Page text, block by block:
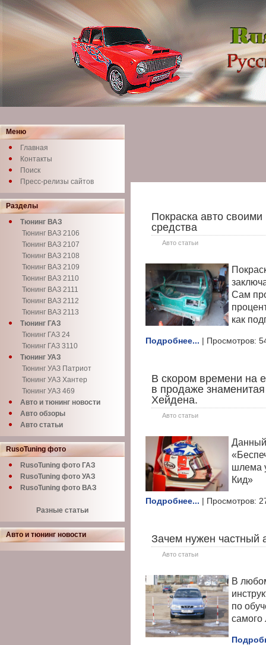
Меню
Главная
Контакты
Поиск
Пресс-релизы сайтов
Разделы
Тюнинг ВАЗ
Тюнинг ВАЗ 2106
Тюнинг ВАЗ 2107
Тюнинг ВАЗ 2108
Тюнинг ВАЗ 2109
Тюнинг ВАЗ 2110
Тюнинг ВАЗ 2111
Тюнинг ВАЗ 2112
Тюнинг ВАЗ 2113
Тюнинг ГАЗ
Тюнинг ГАЗ 24
Тюнинг ГАЗ 3110
Тюнинг УАЗ
Тюнинг УАЗ Патриот
Тюнинг УАЗ Хантер
Тюнинг УАЗ 469
Авто и тюнинг новости
Авто обзоры
Авто статьи
RusoTuning фото
RusoTuning фото ГАЗ
RusoTuning фото УАЗ
RusoTuning фото ВАЗ
Разные статьи
Авто и тюнинг новости
Покраска авто
средства
Авто статьи
Сам
как
Подробнее... | Просмотров:
В скором времени на
в продаже
Хейдена.
Авто статьи
шлема
Кид»
Подробнее... | Просмотров:
Зачем нужен частный
Авто статьи
В
по
самого